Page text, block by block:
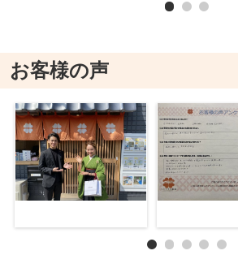
お客様の声